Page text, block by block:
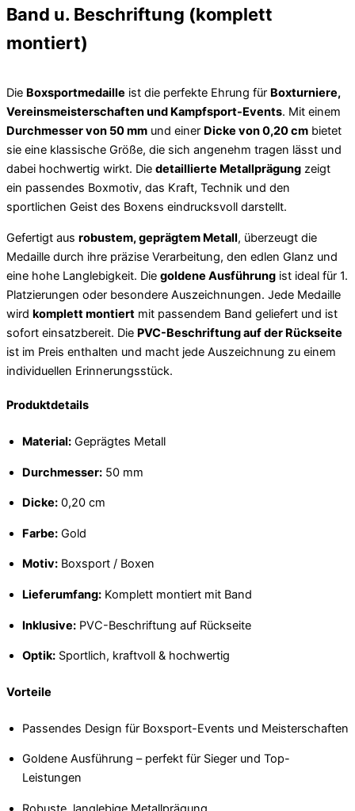
Band u. Beschriftung (komplett
montiert)
Die Boxsportmedaille ist die perfekte Ehrung für Boxturniere,
Vereinsmeisterschaften und Kampfsport-Events. Mit einem
Durchmesser von 50 mm und einer Dicke von 0,20 cm bietet
sie eine klassische Größe, die sich angenehm tragen lässt und
dabei hochwertig wirkt. Die detaillierte Metallprägung zeigt
ein passendes Boxmotiv, das Kraft, Technik und den
sportlichen Geist des Boxens eindrucksvoll darstellt.
Gefertigt aus robustem, geprägtem Metall, überzeugt die
Medaille durch ihre präzise Verarbeitung, den edlen Glanz und
eine hohe Langlebigkeit. Die goldene Ausführung ist ideal für 1.
Platzierungen oder besondere Auszeichnungen. Jede Medaille
wird komplett montiert mit passendem Band geliefert und ist
sofort einsatzbereit. Die PVC-Beschriftung auf der Rückseite
ist im Preis enthalten und macht jede Auszeichnung zu einem
individuellen Erinnerungsstück.
Produktdetails
Material: Geprägtes Metall
Durchmesser: 50 mm
Dicke: 0,20 cm
Farbe: Gold
Motiv: Boxsport / Boxen
Lieferumfang: Komplett montiert mit Band
Inklusive: PVC-Beschriftung auf Rückseite
Optik: Sportlich, kraftvoll & hochwertig
Vorteile
Passendes Design für Boxsport-Events und Meisterschaften
Goldene Ausführung – perfekt für Sieger und Top-
Leistungen